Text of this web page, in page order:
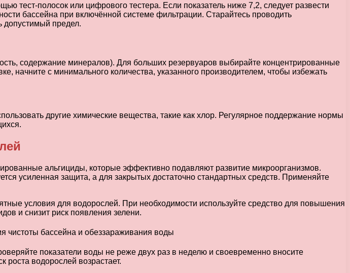
тест-полосок или цифрового тестера. Если показатель ниже 7,2, следует развести
бассейна при включённой системе фильтрации. Старайтесь проводить
допустимый предел.
содержание минералов). Для больших резервуаров выбирайте концентрированные
начните с минимального количества, указанного производителем, чтобы избежать
другие химические вещества, такие как хлор. Регулярное поддержание нормы
альгициды, которые эффективно подавляют развитие микроорганизмов.
усиленная защита, а для закрытых достаточно стандартных средств. Применяйте
условия для водорослей. При необходимости используйте средство для повышения
и снизит риск появления зелени.
показатели воды не реже двух раз в неделю и своевременно вносите
роста водорослей возрастает.